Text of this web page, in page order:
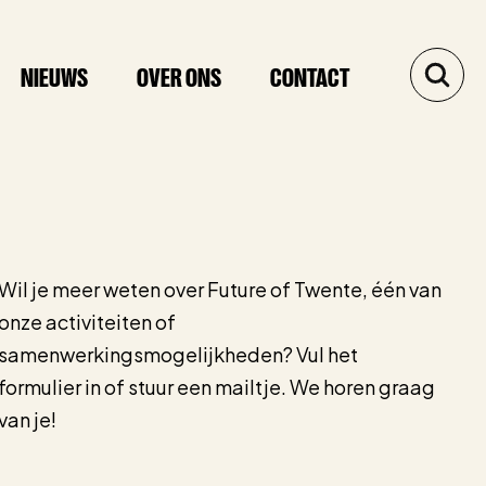
NIEUWS OVER ONS CONTACT
je meer weten over Future of Twente, één van
activiteiten of
Vul het
in of stuur een mailtje. We horen graag
je!